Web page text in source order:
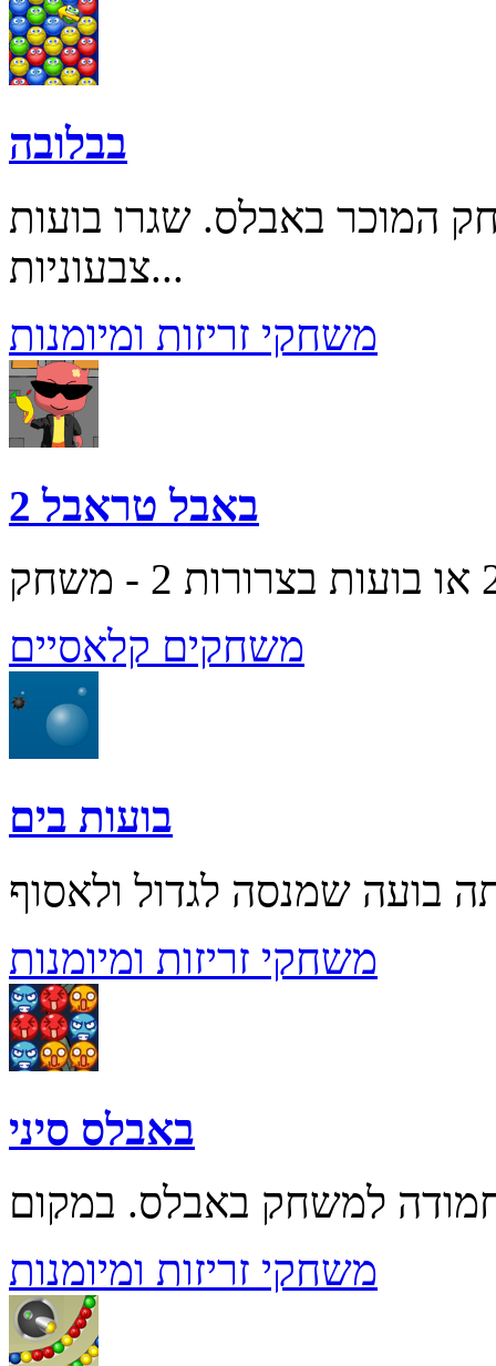
בבלובה
המוכר באבלס. שגרו בועות
צבעוניות...
משחקי זריזות ומיומנות
באבל טראבל 2
משחקים קלאסיים
בועות בים
משחקי זריזות ומיומנות
באבלס סיני
משחקי זריזות ומיומנות